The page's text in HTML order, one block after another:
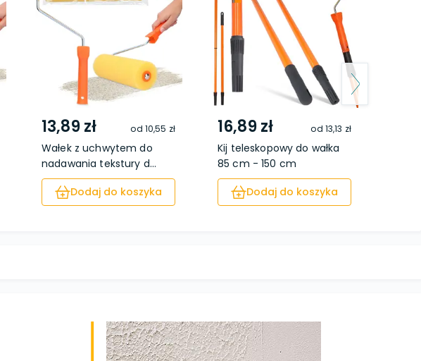
13,89 zł od 10,55 zł
Wałek z uchwytem do
nadawania tekstury d...
Dodaj do koszyka
16,89 zł od 13,13 zł
Kij teleskopowy do wałka
85 cm - 150 cm
Dodaj do koszyka